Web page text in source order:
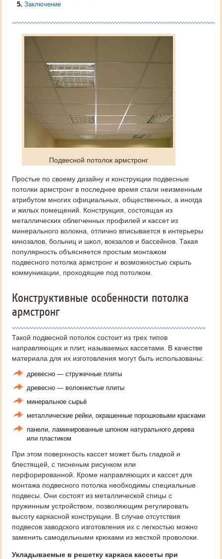
5 Заключение
Подвесной потолок армстронг
Простые по своему дизайну и конструкции подвесные
потолки армстронг в последнее время стали неизменным
атрибутом многих официальных, общественных, а иногда
и жилых помещений. Конструкция, состоящая из
металлических облегченных профилей и кассет из
минерального волокна, отлично вписывается в интерьеры
кинозалов, больниц и школ, вокзалов и бассейнов. Такая
популярность объясняется простым монтажом
подвесного потолка армстронг и возможностью скрыть
коммуникации, проходящие под потолком.
Конструктивные особенности потолка
армстронг
Такой подвесной потолок состоит из трех типов
направляющих и плит, называемых кассетами. В качестве
материала для их изготовления могут быть использованы:
древесно — стружечные плиты
древесно — волокнистые плиты
минеральное сырьё
металлические рейки, окрашенные порошковыми красками
панели, ламинированные шпоном натурального дерева
или пластиком
При этом поверхность кассет может быть гладкой и
блестящей, с тисненым рисунком или
перфорированной. Кроме направляющих и кассет для
монтажа подвесного потолка необходимы специальные
подвесы. Они состоят из металлической спицы с
пружинным устройством, позволяющим регулировать
высоту каркасной конструкции. В случае отсутствия
подвесов заводского изготовления их с легкостью можно
заменить самодельными крюками из жесткой проволоки.
Укладываемые в решетку каркаса кассеты при